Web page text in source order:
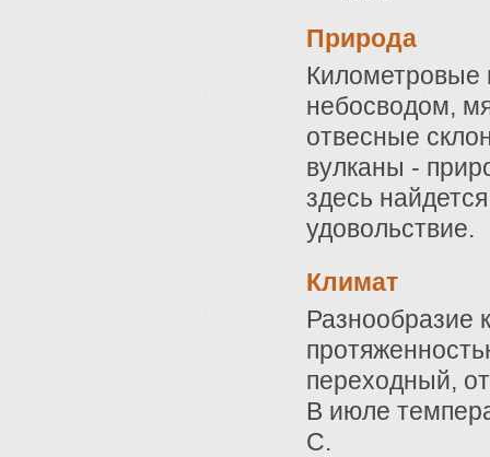
Природа
Километровые
небосводом,
отвесные
вулканы -
здесь
удовольствие.
Климат
Разнообразие
переходный,
В июле
С.